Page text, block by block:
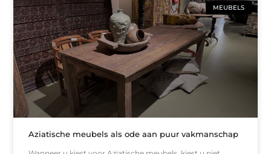
MEUBELS
Aziatische meubels als ode aan puur vakmanschap